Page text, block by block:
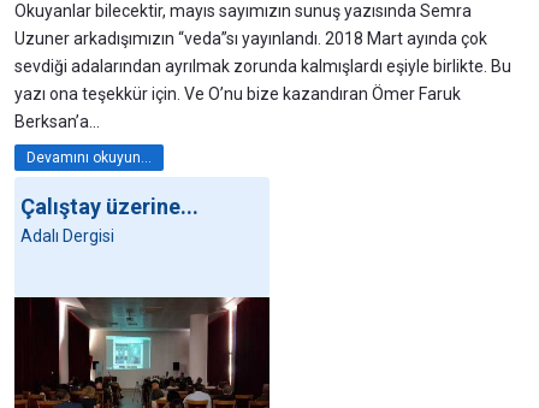
Okuyanlar bilecektir, mayıs sayımızın sunuş yazısında Semra
Uzuner arkadışımızın “veda”sı yayınlandı. 2018 Mart ayında çok
sevdiği adalarından ayrılmak zorunda kalmışlardı eşiyle birlikte. Bu
yazı ona teşekkür için. Ve O’nu bize kazandıran Ömer Faruk
Berksan’a...
Devamını okuyun...
Çalıştay üzerine...
Adalı Dergisi